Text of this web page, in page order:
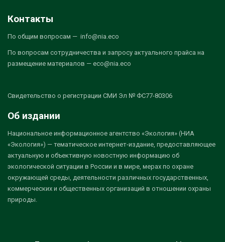
Контакты
По общим вопросам — info@nia.eco
По вопросам сотрудничества и запросу актуального прайса на
размещение материалов — eco@nia.eco
Свидетельство о регистрации СМИ Эл № ФС77-80306
Об издании
Национальное информационное агентство «Экология» (НИА
«Экология») — тематическое интернет-издание, предоставляющее
актуальную и объективную новостную информацию об
экологической ситуации в России и в мире, мерах по охране
окружающей среды, деятельности различных государственных,
коммерческих и общественных организаций в отношении охраны
природы.